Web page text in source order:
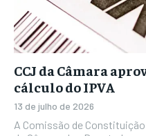
CCJ da Câmara
cálculo do IPVA
13 de julho de 2026
A Comissão de